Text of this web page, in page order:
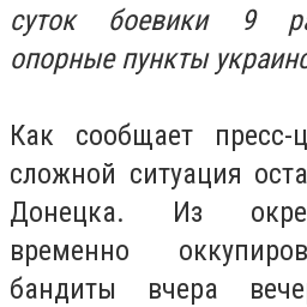
суток боевики 9
опорные пункты
Как сообщает
сложной ситуация
Донецка. Из
временно
бандиты вчера